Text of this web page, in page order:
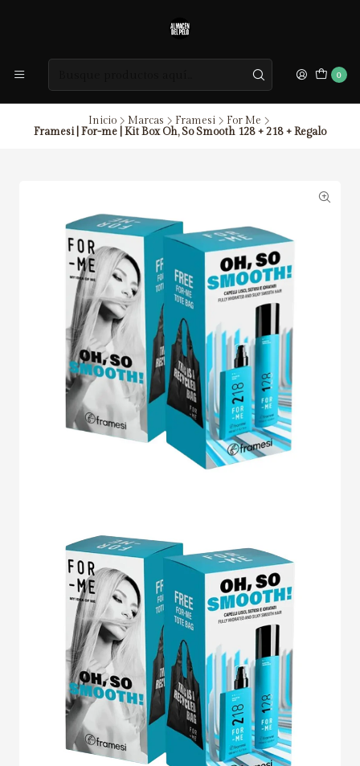
0
Inicio Marcas Framesi
For Me
Framesi | For-me | Kit Box Oh, So Smooth 128 + 218 + Regalo